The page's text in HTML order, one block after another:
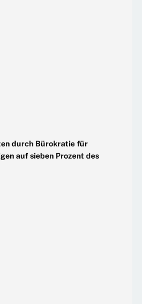
durch Bürokratie für
auf sieben Prozent des